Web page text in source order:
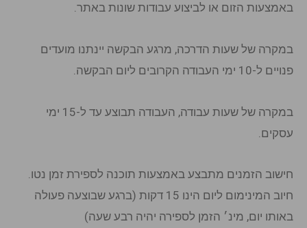
באמצעות הזום או לביצוע עבודות שונות באתר.
במקרה של שעות הדרכה, מרגע הבקשה יינתנו מועדים
פנויים ל-10 ימי העבודה הקרובים ליום הבקשה.
במקרה של שעות עבודה, העבודה תבוצע עד ל-15 ימי
עסקים.
חישוב הזמנים מתבצע באמצעות תוכנה לספירת זמן נטו.
חיוב המינימום ליום הינו 15 דקות (ברגע שבוצעה פעולה
באותו יום, מינ׳ הזמן לספירה יהיה רבע שעה)